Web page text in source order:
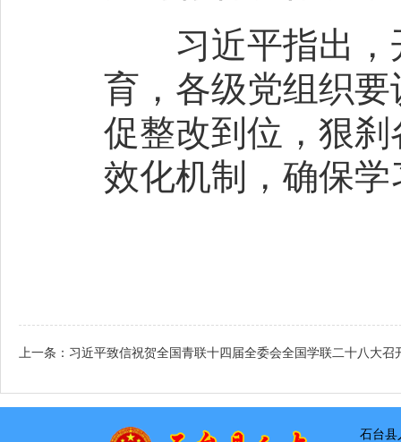
习近平指出，
育，各级党组织
促整改到位，狠
效化机制，确保
上一条： 习近平致信祝贺全国青联十四届全委会全国学联二十八大召
石台县